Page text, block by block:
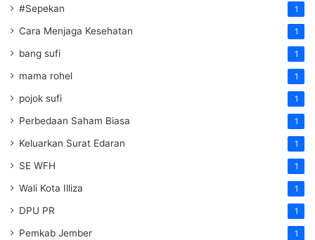
#Sepekan 1
Cara Menjaga Kesehatan 1
bang sufi 1
mama rohel 1
pojok sufi 1
Perbedaan Saham Biasa 1
Keluarkan Surat Edaran 1
SE WFH 1
Wali Kota Illiza 1
DPU PR 1
Pemkab Jember 1